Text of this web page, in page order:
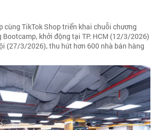
cùng TikTok Shop triển khai chuỗi chương
khởi động tại TP. HCM (12/3/2026)
(27/3/2026), thu hút hơn 600 nhà bán hàng